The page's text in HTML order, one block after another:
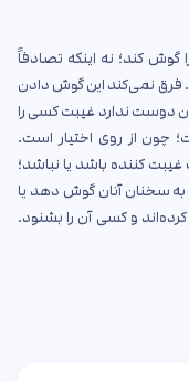
کند؛ نه اینکه تصادفاً
نمی‌کند این گوش دادن
دوست ندارد غیبت کسی را
چون از روی اختیار است.
کننده باشد یا نباشد؛
به سخنان آنان گوش دهد یا
و کسی آن را بشنود.